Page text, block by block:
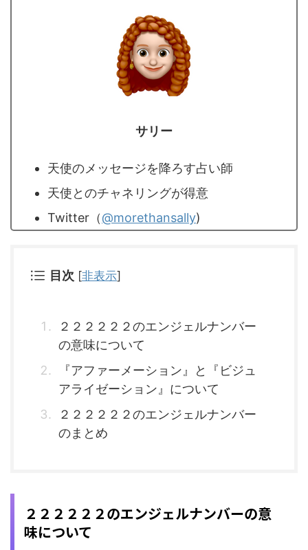
サリー
天使のメッセージを降ろす占い師
天使とのチャネリングが得意
Twitter（@morethansally)
目次 [非表示]
２２２２２２のエンジェルナンバー
の意味について
『アファーメーション』と『ビジュ
アライゼーション』について
２２２２２２のエンジェルナンバー
のまとめ
２２２２２２のエンジェルナンバーの意
味について